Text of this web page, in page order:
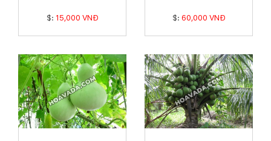
$: 15,000 VNĐ $: 60,000 VNĐ